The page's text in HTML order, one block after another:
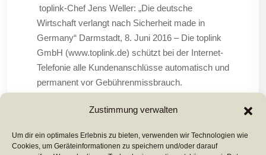
Zustimmung verwalten
Um dir ein optimales Erlebnis zu bieten, verwenden wir Technologien wie
Cookies, um Geräteinformationen zu speichern und/oder darauf
toplink-Chef Jens Weller: „Die deutsche
Wirtschaft verlangt nach Sicherheit made in
Germany“ Darmstadt, 8. Juni 2016 – Die toplink
GmbH (www.toplink.de) schützt bei der Internet-
Telefonie alle Kundenanschlüsse automatisch und
permanent vor Gebührenmissbrauch.
Mehr Lesen ...